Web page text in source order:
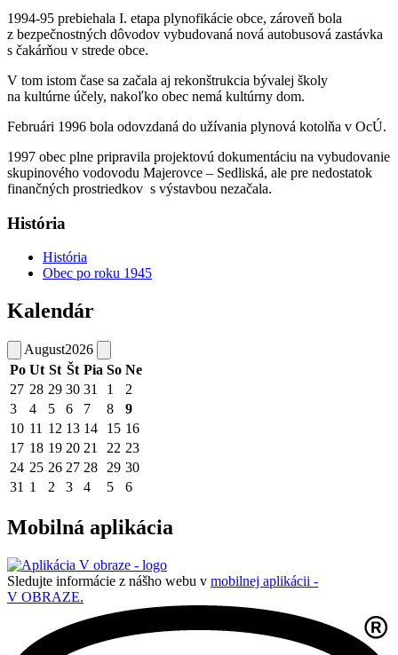
1994-95 prebiehala I. etapa plynofikácie obce, zároveň bola
z bezpečnostných dôvodov vybudovaná nová autobusová zastávka
s čakárňou v strede obce.
V tom istom čase sa začala aj rekonštrukcia bývalej školy
na kultúrne účely, nakoľko obec nemá kultúrny dom.
Februári 1996 bola odovzdaná do užívania plynová kotolňa v OcÚ.
1997 obec plne pripravila projektovú dokumentáciu na vybudovanie
skupinového vodovodu Majerovce – Sedliská, ale pre nedostatok
finančných prostriedkov s výstavbou nezačala.
História
História
Obec po roku 1945
Kalendár
August2026
Po Ut St Št Pia So Ne
27 28 29 30 31 1
2
3
4 5 6 7 8
9
10 11 12 13 14 15 16
17 18 19 20 21 22 23
24 25 26 27 28 29 30
31 1 2 3 4 5 6
Mobilná aplikácia
Sledujte informácie z nášho webu v mobilnej aplikácii -
V OBRAZE.